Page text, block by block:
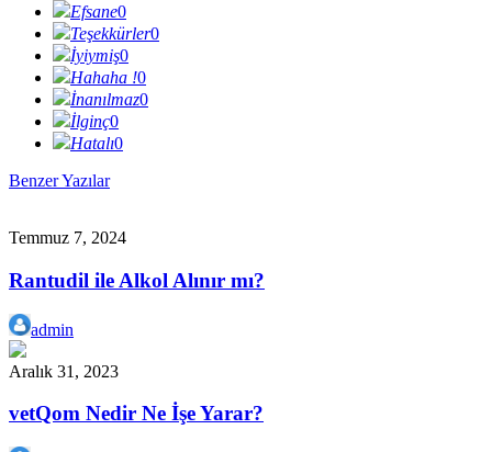
Efsane0
Teşekkürler0
İyiymiş0
Hahaha !0
İnanılmaz0
İlginç0
Hatalı0
Benzer Yazılar
Temmuz 7, 2024
Rantudil ile Alkol Alınır mı?
admin
Aralık 31, 2023
vetQom Nedir Ne İşe Yarar?